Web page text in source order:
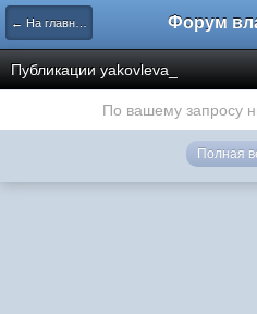
← На главную
Публикации yakovleva_
По вашему запросу
Полная